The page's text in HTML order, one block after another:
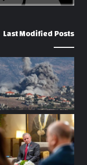
Last Modified Posts